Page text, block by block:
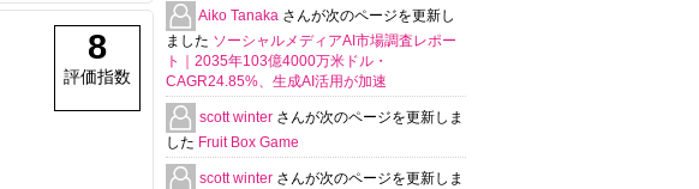
8
評価指数
Aiko Tanaka さんが次のページを更新し
ました ソーシャルメディアAI市場調査レポー
ト｜2035年103億4000万米ドル・
CAGR24.85%、生成AI活用が加速
scott winter さんが次のページを更新しま
した Fruit Box Game
scott winter さんが次のページを更新しま